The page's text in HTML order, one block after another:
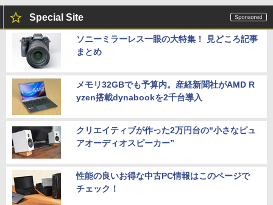
Special Site
ソニーミラーレス一眼の大特集！ 見どころ記事
まとめ
メモリ32GBでも予算内。産経新聞社がAMD R
yzen搭載dynabookを2千台導入
クリエイティブが作った2万円台の“小さなピュ
アオーディオスピーカー”
性能の良いお得な中古PC情報はこのページで
チェック！